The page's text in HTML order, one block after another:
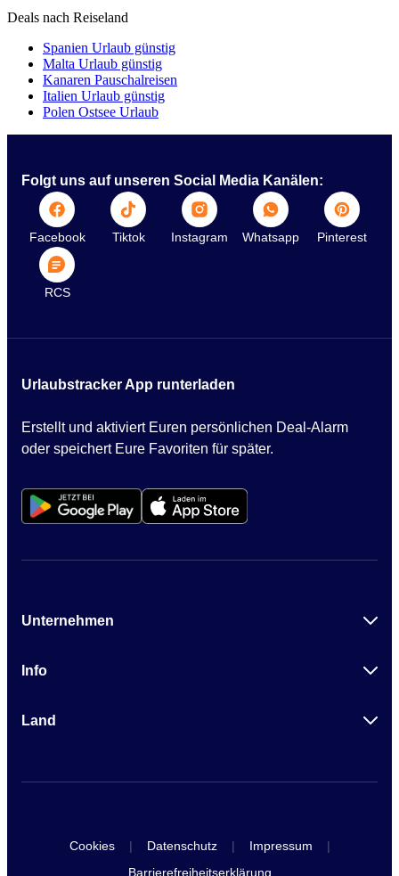
Deals nach Reiseland
Spanien Urlaub günstig
Malta Urlaub günstig
Kanaren Pauschalreisen
Italien Urlaub günstig
Polen Ostsee Urlaub